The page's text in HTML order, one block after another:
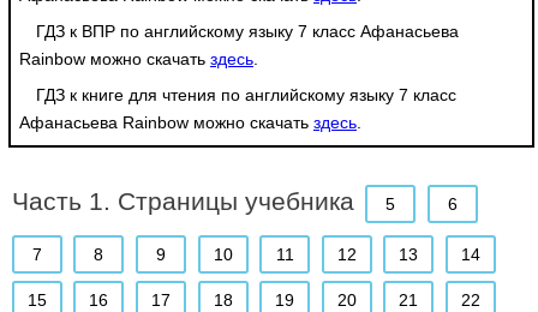
ГДЗ к ВПР по английскому языку 7 класс Афанасьева
Rainbow можно скачать здесь
ГДЗ к книге для чтения по английскому языку 7 класс
Афанасьева Rainbow можно скачать здесь
Часть 1. Страницы учебника 5 6
7 8 9 10 11 12 13 14
15 16 17 18 19 20 21 22